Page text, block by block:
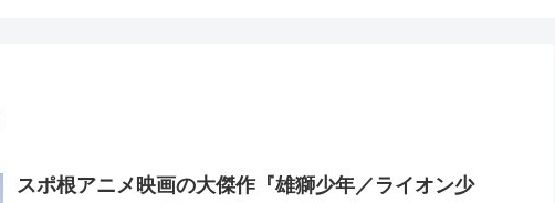
スポ根アニメ映画の大傑作『雄獅少年／ライオン少